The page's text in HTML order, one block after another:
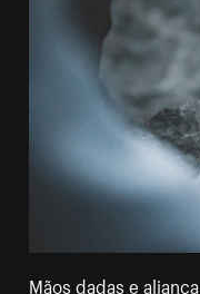
Mãos dadas e aliança